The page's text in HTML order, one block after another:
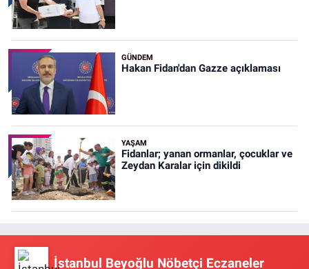
GÜNDEM
Hakan Fidan'dan Gazze açıklaması
YAŞAM
Fidanlar; yanan ormanlar, çocuklar ve
Zeydan Karalar için dikildi
İstanbul Beyoğlu Nöbetçi Eczaneler